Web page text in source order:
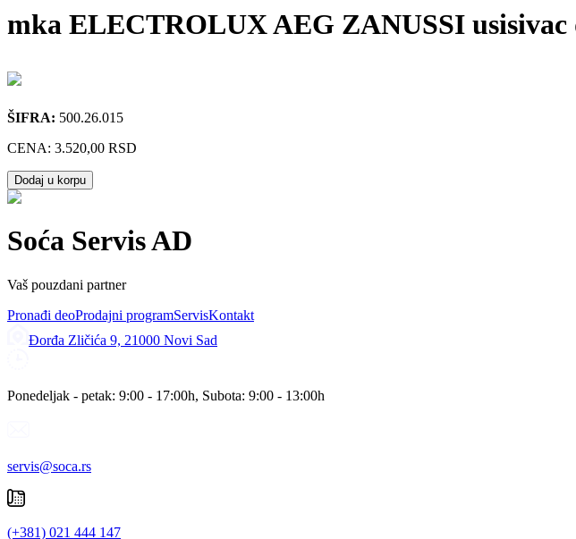
mka ELECTROLUX AEG ZANUSSI usisivac
ŠIFRA: 500.26.015
CENA: 3.520,00 RSD
Dodaj u korpu
Soća Servis AD
Vaš pouzdani partner
Pronađi deoProdajni programServisKontakt
Đorđa Zličića 9, 21000 Novi Sad
Ponedeljak - petak: 9:00 - 17:00h, Subota: 9:00 - 13:00h
servis@soca.rs
(+381) 021 444 147